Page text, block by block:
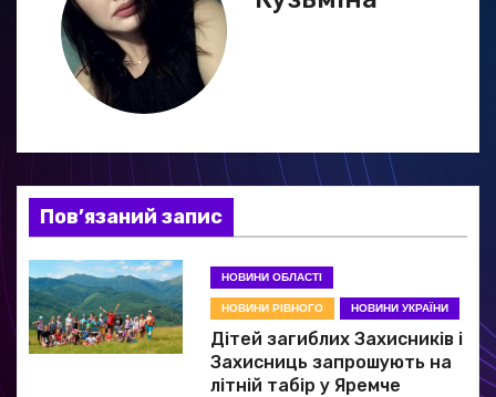
а
п
и
с
і
Пов’язаний запис
НОВИНИ ОБЛАСТІ
НОВИНИ РІВНОГО
НОВИНИ УКРАЇНИ
Дітей загиблих Захисників і
Захисниць запрошують на
літній табір у Яремче